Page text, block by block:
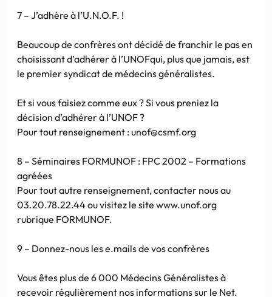
7 – J’adhère à l’U.N.O.F. !
Beaucoup de confrères ont décidé de franchir le pas en
choisissant d’adhérer à l’UNOFqui, plus que jamais, est
le premier syndicat de médecins généralistes.
Et si vous faisiez comme eux ? Si vous preniez la
décision d’adhérer à l’UNOF ?
Pour tout renseignement : unof@csmf.org
8 – Séminaires FORMUNOF : FPC 2002 – Formations
agréées
Pour tout autre renseignement, contacter nous au
03.20.78.22.44 ou visitez le site www.unof.org
rubrique FORMUNOF.
9 – Donnez-nous les e.mails de vos confrères
Vous êtes plus de 6 000 Médecins Généralistes à
recevoir régulièrement nos informations sur le Net.